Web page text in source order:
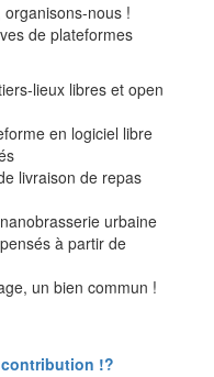
organisons-nous !
de plateformes
lieux libres et open
en logiciel libre
livraison de repas
urbaine
à partir de
un bien commun !
contribution !?